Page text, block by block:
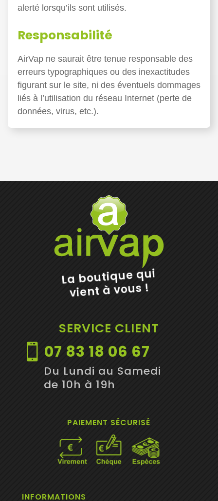
alerté lorsqu’ils sont utilisés.
Responsabilité
AirVap ne saurait être tenue responsable des
erreurs typographiques ou des inexactitudes
figurant sur le site, ni des éventuels dommages
liés à l’utilisation du réseau Internet (perte de
données, virus, etc.).
La boutique qui
vient à vous !
SERVICE CLIENT
 07 83 18 06 67
Du Lundi au Samedi
de 10h à 19h
PAIEMENT SÉCURISÉ
INFORMATIONS